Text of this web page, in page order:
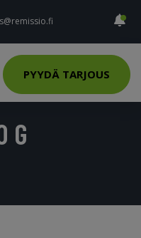
PYYDÄ TARJOUS
G